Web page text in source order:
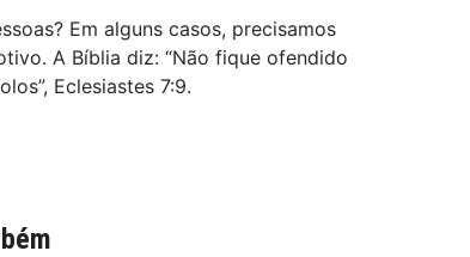
Em alguns casos, precisamos
A Bíblia diz: “Não fique ofendido
Eclesiastes 7:9.